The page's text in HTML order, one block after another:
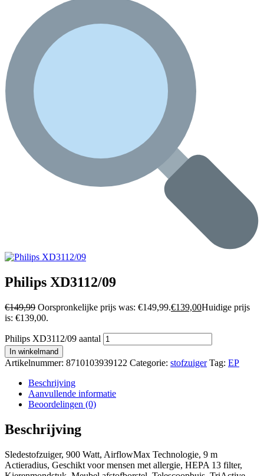
Philips XD3112/09
€149,99 Oorspronkelijke prijs was: €149,99.€139,00Huidige prijs
is: €139,00.
Philips XD3112/09 aantal
In winkelmand
Artikelnummer: 8710103939122 Categorie: stofzuiger Tag: EP
Beschrijving
Aanvullende informatie
Beoordelingen (0)
Beschrijving
Sledestofzuiger, 900 Watt, AirflowMax Technologie, 9 m
Actieradius, Geschikt voor mensen met allergie, HEPA 13 filter,